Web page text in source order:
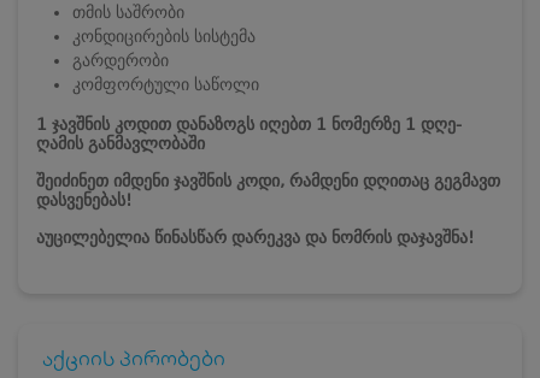
თმის საშრობი
კონდიცირების სისტემა
გარდერობი
კომფორტული საწოლი
1 ჯავშნის კოდით დანაზოგს იღებთ 1 ნომერზე 1 დღე-
ღამის განმავლობაში
შეიძინეთ იმდენი ჯავშნის კოდი, რამდენი დღითაც გეგმავთ
დასვენებას!
აუცილებელია წინასწარ დარეკვა და ნომრის დაჯავშნა!
აქციის პირობები